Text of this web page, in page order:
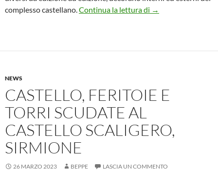
complesso castellano.Continua la lettura di “Magici Intrecci
→
NEWS
CASTELLO, FERITOIE E
TORRI SCUDATE AL
CASTELLO SCALIGERO,
SIRMIONE
26 MARZO 2023 BEPPE LASCIA UN COMMENTO